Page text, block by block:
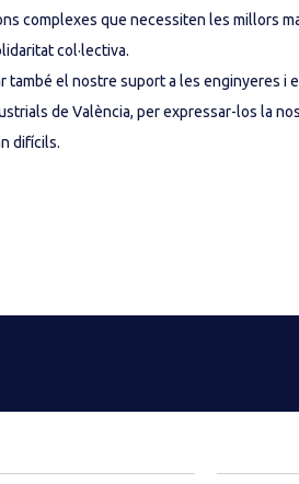
complexes que necessiten les millors
col·lectiva.
també el nostre suport a les enginyeres i
de València, per expressar-los la
difícils.